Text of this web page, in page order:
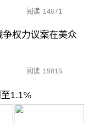
阅读 14671
争权力议案在美众
阅读 19815
1.1%